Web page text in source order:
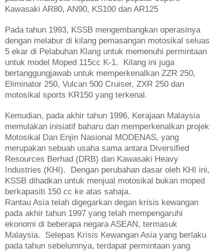
Kawasaki AR80, AN90, KS100 dan AR125
Pada tahun 1993, KSSB mengembangkan operasinya
dengan melabur di kilang pemasangan motosikal seluas
5 ekar di Pelabuhan Klang untuk memenuhi permintaan
untuk model Moped 115cc K-1. Kilang ini juga
bertanggungjawab untuk memperkenalkan ZZR 250,
Eliminator 250, Vulcan 500 Cruiser, ZXR 250 dan
motosikal sports KR150 yang terkenal.
Kemudian, pada akhir tahun 1996, Kerajaan Malaysia
memulakan inisiatif baharu dan memperkenalkan projek
Motosikal Dan Enjin Nasional MODENAS, yang
merupakan sebuah usaha sama antara Diversified
Resources Berhad (DRB) dan Kawasaki Heavy
Industries (KHI). Dengan perubahan dasar oleh KHI ini,
KSSB dihadkan untuk menjual motosikal bukan moped
berkapasiti 150 cc ke atas sahaja.
Rantau Asia telah digegarkan degan krisis kewangan
pada akhir tahun 1997 yang telah mempengaruhi
ekonomi di beberapa negara ASEAN, termasuk
Malaysia. Selepas Krisis Kewangan Asia yang berlaku
pada tahun sebelumnya, terdapat permintaan yang